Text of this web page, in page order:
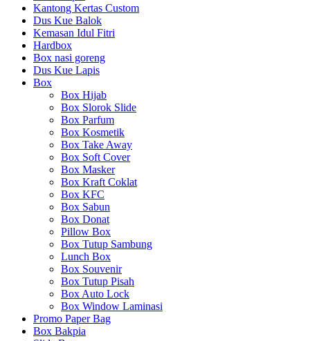
Kantong Kertas Custom
Dus Kue Balok
Kemasan Idul Fitri
Hardbox
Box nasi goreng
Dus Kue Lapis
Box
Box Hijab
Box Slorok Slide
Box Parfum
Box Kosmetik
Box Take Away
Box Soft Cover
Box Masker
Box Kraft Coklat
Box KFC
Box Sabun
Box Donat
Pillow Box
Box Tutup Sambung
Lunch Box
Box Souvenir
Box Tutup Pisah
Box Auto Lock
Box Window Laminasi
Promo Paper Bag
Box Bakpia